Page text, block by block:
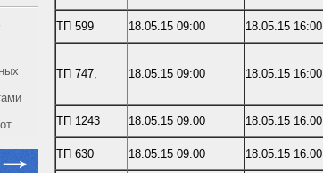
ТП 599 18.05.15 09:00 18.05.15 16:00
ТП 747, 18.05.15 09:00 18.05.15 16:00
ТП 1243
18.05.15 09:00 18.05.15 16:00
ТП 630 18.05.15 09:00 18.05.15 16:00